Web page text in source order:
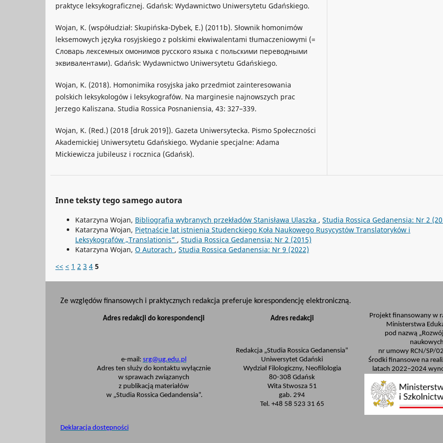
praktyce leksykograficznej. Gdańsk: Wydawnictwo Uniwersytetu Gdańskiego.
Wojan, K. (współudział: Skupińska-Dybek, E.) (2011b). Słownik homonimów
leksemowych języka rosyjskiego z polskimi ekwiwalentami tłumaczeniowymi (=
Словарь лексемных омонимов русского языка с польскими переводными
эквивалентами). Gdańsk: Wydawnictwo Uniwersytetu Gdańskiego.
Wojan, K. (2018). Homonimika rosyjska jako przedmiot zainteresowania
polskich leksykologów i leksykografów. Na marginesie najnowszych prac
Jerzego Kaliszana. Studia Rossica Posnaniensia, 43: 327–339.
Wojan, K. (Red.) (2018 [druk 2019]). Gazeta Uniwersytecka. Pismo Społeczności
Akademickiej Uniwersytetu Gdańskiego. Wydanie specjalne: Adama
Mickiewicza jubileusz i rocznica (Gdańsk).
Inne teksty tego samego autora
Katarzyna Wojan, Bibliografia wybranych przekładów Stanisława Ulaszka , Studia Rossica Gedanensia: Nr 2
Katarzyna Wojan, Piętnaście lat istnienia Studenckiego Koła Naukowego Rusycystów Translatoryków i
Leksykografów „Translationis” , Studia Rossica Gedanensia: Nr 2 (2015)
Katarzyna Wojan, O Autorach , Studia Rossica Gedanensia: Nr 9 (2022)
<< < 1 2 3 4 5
Ze względów finansowych i praktycznych redakcja preferuje korespondencję elektroniczną.
Adres redakcji do korespondencji Adres redakcji
Projekt finansowany w
Ministerstwa
pod nazwą
nr umowy RCN/SP/
Środki finansowe na
latach 2022–2024
e-mail: srg@ug.edu.pl
Adres ten służy do kontaktu wyłącznie
w sprawach związanych
z publikacją materiałów
w „Studia Rossica Gedandensia”.
Redakcja „Studia Rossica Gedanensia”
Uniwersytet Gdański
Wydział Filologiczny, Neofilologia
80-308 Gdańsk
Wita Stwosza 51
gab. 294
Tel. +48 58 523 31 65
Deklaracja dostępności